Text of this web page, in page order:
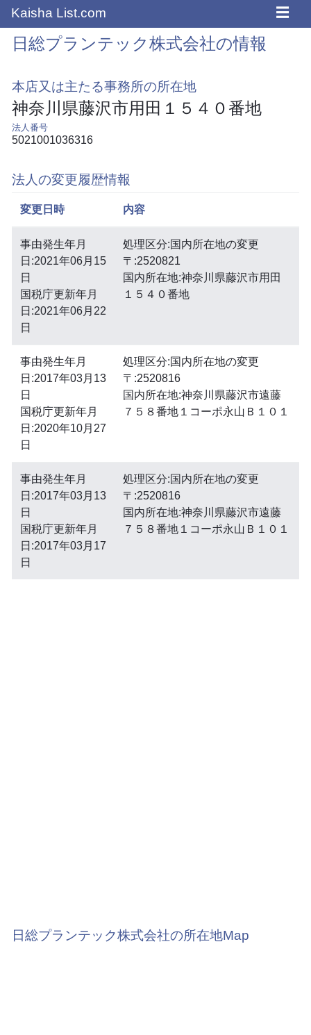
Kaisha List.com ☰
日総プランテック株式会社の情報
本店又は主たる事務所の所在地
神奈川県藤沢市用田１５４０番地
法人番号
5021001036316
法人の変更履歴情報
変更日時 内容
事由発生年月
日:2021年06月15
日
国税庁更新年月
日:2021年06月22
日
処理区分:国内所在地の変更
〒:2520821
国内所在地:神奈川県藤沢市用田
１５４０番地
事由発生年月
日:2017年03月13
日
国税庁更新年月
日:2020年10月27
日
処理区分:国内所在地の変更
〒:2520816
国内所在地:神奈川県藤沢市遠藤
７５８番地１コーポ永山Ｂ１０１
事由発生年月
日:2017年03月13
日
国税庁更新年月
日:2017年03月17
日
処理区分:国内所在地の変更
〒:2520816
国内所在地:神奈川県藤沢市遠藤
７５８番地１コーポ永山Ｂ１０１
日総プランテック株式会社の所在地Map